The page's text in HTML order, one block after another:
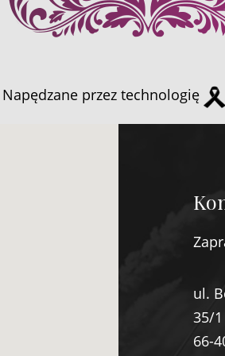
Napędzane przez technologię
ul.
35/1
66-